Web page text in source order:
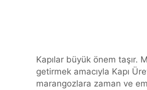
Kapılar büyük önem taşır.
getirmek amacıyla Kapı
marangozlara zaman ve